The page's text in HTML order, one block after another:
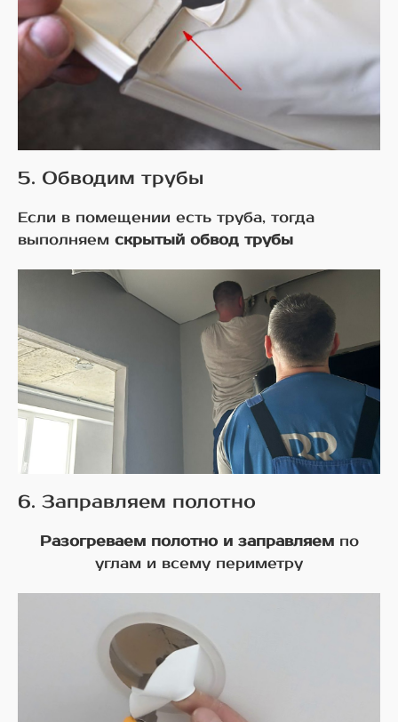
5. Обводим трубы
Если в помещении есть труба, тогда
выполняем скрытый обвод трубы
6. Заправляем полотно
Разогреваем полотно и заправляемпо
углам и всему периметру